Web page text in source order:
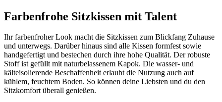
Farbenfrohe Sitzkissen mit Talent
Ihr farbenfroher Look macht die Sitzkissen zum Blickfang Zuhause
und unterwegs. Darüber hinaus sind alle Kissen formfest sowie
handgefertigt und bestechen durch ihre hohe Qualität. Der robuste
Stoff ist gefüllt mit naturbelassenem Kapok. Die wasser- und
kälteisolierende Beschaffenheit erlaubt die Nutzung auch auf
kühlem, feuchtem Boden. So können deine Liebsten und du den
Sitzkomfort überall genießen.